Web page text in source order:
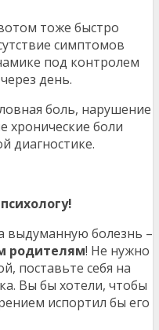
тоже быстро
симптомов
под контролем
день.
боль, нарушение
хронические боли
диагностике.
выдуманную болезнь –
родителям! Не нужно
поставьте себя на
Вы бы хотели, чтобы
испортил бы его